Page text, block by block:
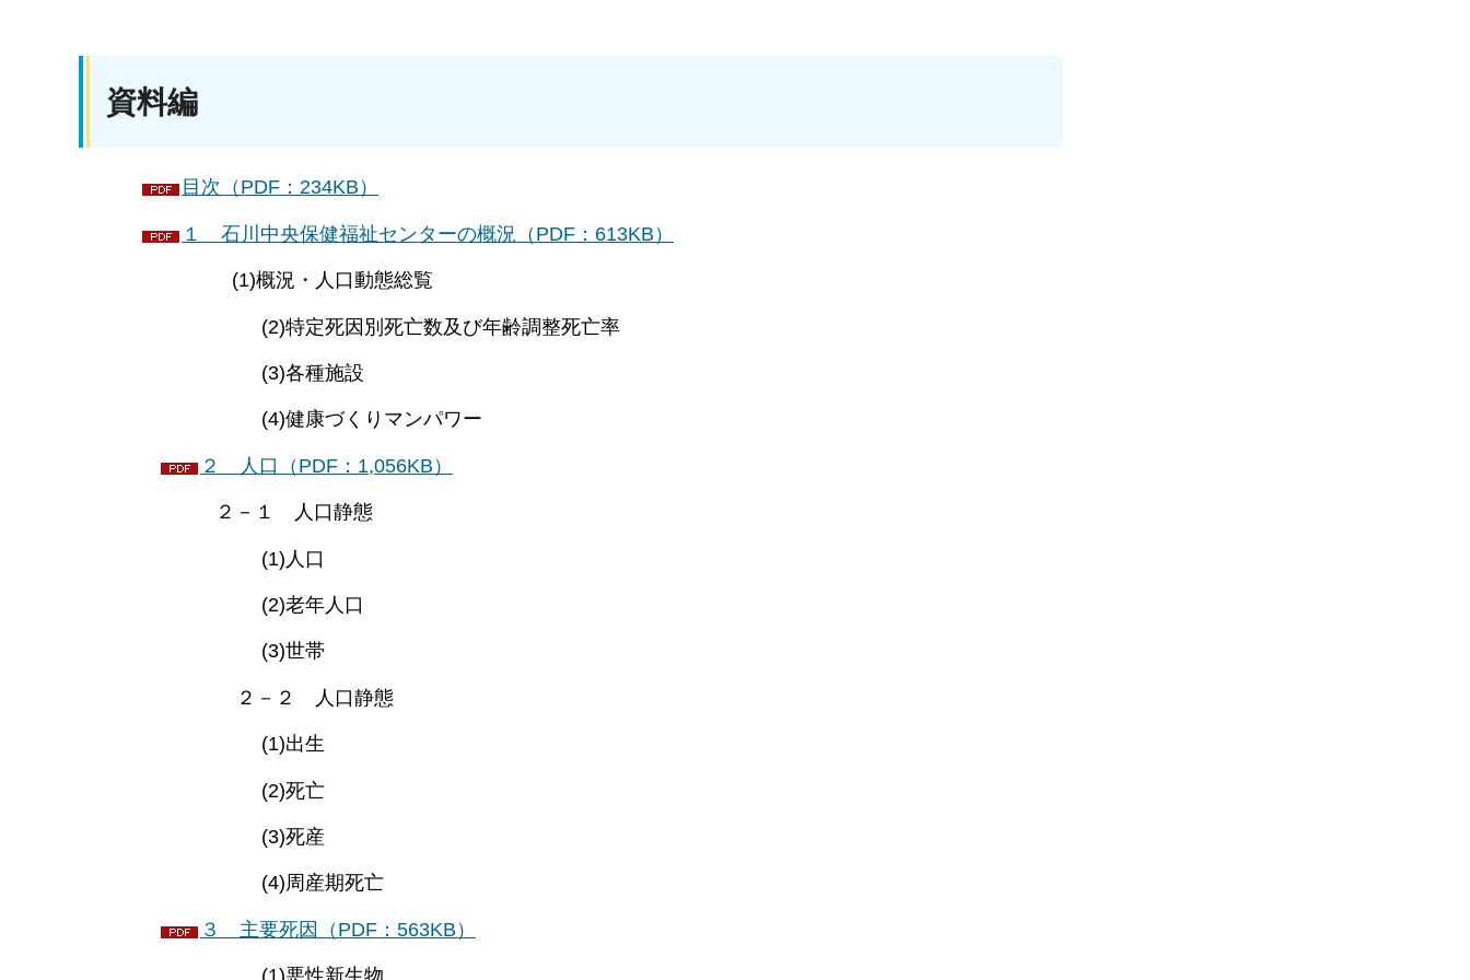
資料編
目次（PDF：234KB）
１ 石川中央保健福祉センターの概況（PDF：613KB）
(1)概況・人口動態総覧
(2)特定死因別死亡数及び年齢調整死亡率
(3)各種施設
(4)健康づくりマンパワー
２ 人口（PDF：1,056KB）
２－１ 人口静態
(1)人口
(2)老年人口
(3)世帯
２－２ 人口静態
(1)出生
(2)死亡
(3)死産
(4)周産期死亡
３ 主要死因（PDF：563KB）